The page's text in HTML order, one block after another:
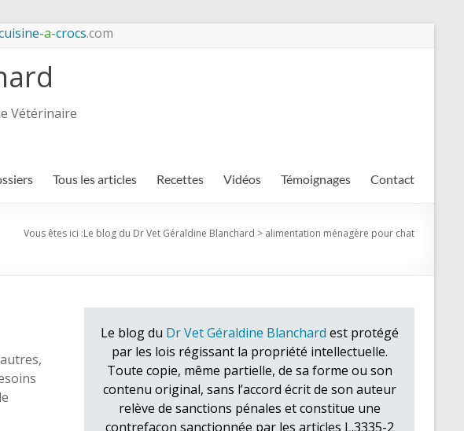
-a-crocs.com
Vétérinaire
Tous les articles Recettes Vidéos Témoignages Contact
Vous êtes ici :Le blog du Dr Vet Géraldine Blanchard > alimentation ménagère pour chat
Le blog du Dr Vet Géraldine Blanchard est protégé
par les lois régissant la propriété intellectuelle.
Toute copie, même partielle, de sa forme ou son
contenu original, sans l’accord écrit de son auteur
relève de sanctions pénales et constitue une
contrefaçon sanctionnée par les articles L.3335-2